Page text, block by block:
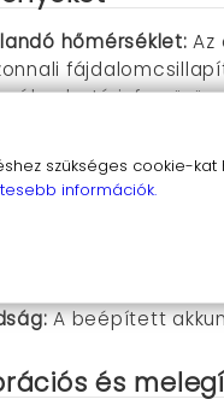
hőmérséklet: Az
infravörös
a fájdalom szinte
A három
komfort
állítható pánt
A beépített
és
szükséges cookie-
információk.